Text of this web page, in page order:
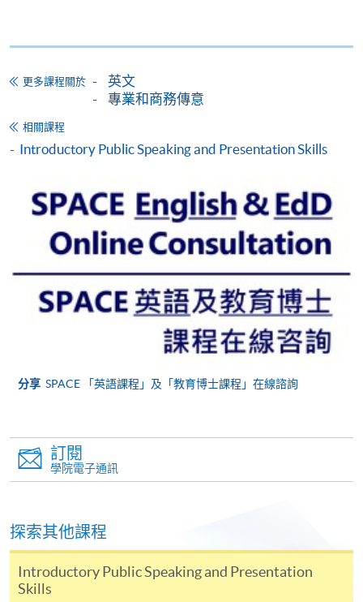
Mastercard卡」）繳付學費。香港大學專業進修學院
Mastercard卡持有人，如報讀課程滿港幣2,000元，可
享有十個月免息分期付款優惠，惟課程申請人必須為
信用卡持有人。詳情請向學院報名中心職員查詢。
大部份公開招生的課程（以先到先得形式報名）及個
別學歷頒授課程提供網上報名/註冊服務，申請人可在
網上使用「繳費靈」（不適用於手機）、VISA或
付方式之外，如就讀學歷頒授課程設有網上服務，學
員亦可以微信支付（Online WeChat Pay）、支付寶
（Online Alipay）或轉數快（FPS）繳付學費，詳情請
網上報名服務。
注意事項:
如報讀課程將在五個工作天內開課，為免郵遞延誤報
名程序，建議申請人親身到學院報名中心報名，並避
除由學院裁定的特殊情況（例如課程因報名人數不足
而取消）之外，一切已繳費用概不退還。如獲學院批
准退還款項，以現金、易辦事、微信支付、支付寶、
支票或繳費靈（只限網上付款）方式繳交之款項，將
更多課程關於
英文
專業和商務傳意
相關課程
Introductory Public Speaking and Presentation Skills
分享 SPACE 「英語課程」及「教育博士課程」在線諮詢
訂閱
學院電子通訊
探索其他課程
Introductory Public Speaking and Presentation
Skills